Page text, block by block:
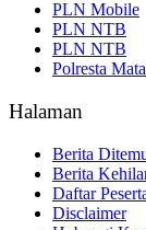
PLN Mobile
PLN NTB
PLN NTB
Polresta
Halaman
Berita
Berita
Daftar
Disclaimer